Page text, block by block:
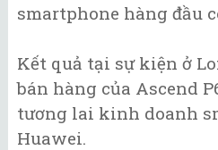
smartphone hàng đầu
Kết quả tại sự kiện ở
bán hàng của Ascend
tương lai kinh doanh
Huawei.